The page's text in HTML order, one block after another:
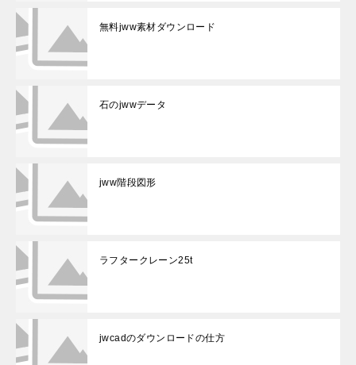
無料jww素材ダウンロード
石のjwwデータ
jww階段図形
ラフタークレーン25t
jwcadのダウンロードの仕方